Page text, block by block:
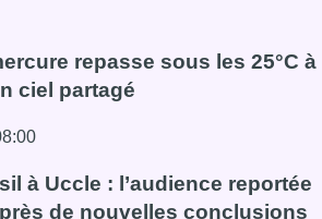
repasse sous les 25°C à
ciel partagé
: Le mercure repasse sous les 25°C à
à Uccle : l’audience reportée
de nouvelles conclusions